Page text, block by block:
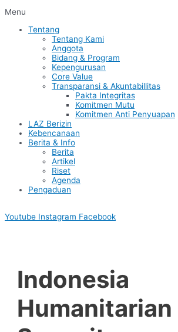
Menu
Tentang
Tentang Kami
Anggota
Bidang & Program
Kepengurusan
Core Value
Transparansi & Akuntabillitas
Pakta Integritas
Komitmen Mutu
Komitmen Anti Penyuapan
LAZ Berizin
Kebencanaan
Berita & Info
Berita
Artikel
Riset
Agenda
Pengaduan
Youtube Instagram Facebook
Indonesia
Humanitarian